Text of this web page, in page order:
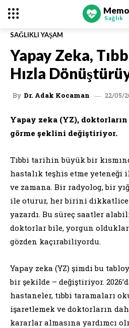
Sağlık
SAĞLIKLI YAŞAM
Yapay Zeka,
Hızla
By Dr. Adak Kocaman 22/05/
Yapay zeka (YZ),
görme şeklini değiştiriyor.
Tıbbi tarihin büyük bir
hastalık teşhis etme yeteneği
ve zamana. Bir radyolog, bir
ile oturur, her birini
yazardı. Bu süreç saatler
doktorlar bile, yorgun
gözden kaçırabiliyordu.
Yapay zeka (YZ) şimdi bu
bir şekilde – değiştiriyor.
hastaneler, tıbbi taramaları
işaretlemek ve doktorların
kararlar almasına yardımcı